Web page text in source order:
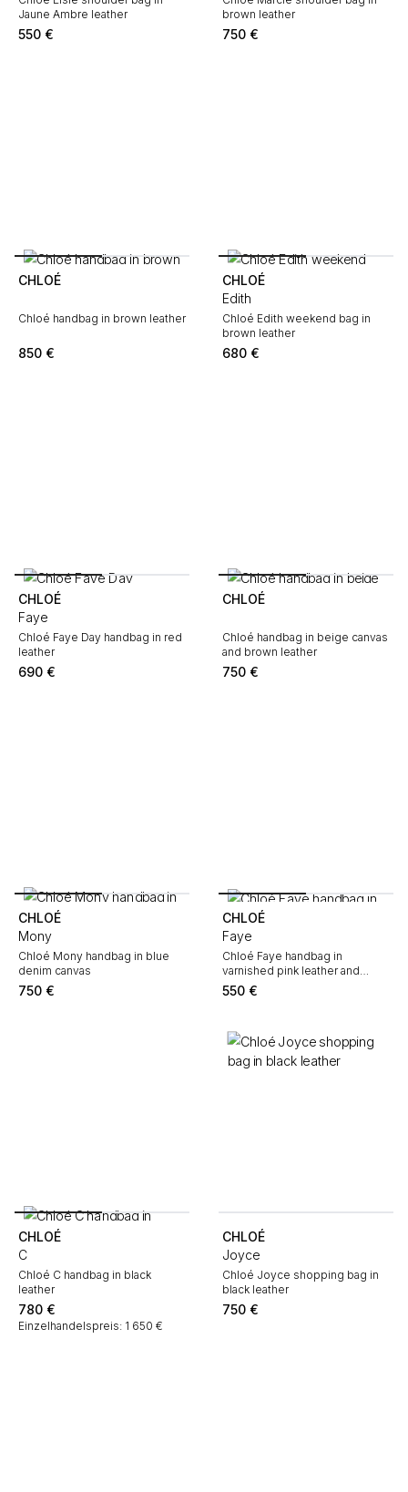
Jaune Ambre leather
550 €
brown leather
750 €
CHLOÉ
Chloé handbag in brown leather
850 €
CHLOÉ
Edith
Chloé Edith weekend bag in
brown leather
680 €
CHLOÉ
Faye
Chloé Faye Day handbag in red
leather
690 €
CHLOÉ
Chloé handbag in beige canvas
and brown leather
750 €
CHLOÉ
Mony
Chloé Mony handbag in blue
denim canvas
750 €
CHLOÉ
Faye
Chloé Faye handbag in
varnished pink leather and
varnished pink suede
550 €
CHLOÉ
C
Chloé C handbag in black
leather
780 €
Einzelhandelspreis: 1 650 €
CHLOÉ
Joyce
Chloé Joyce shopping bag in
black leather
750 €